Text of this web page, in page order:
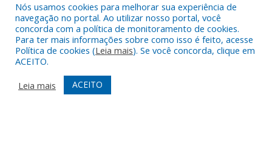
ALIGN TEXT
FONT WEIGHT
Color Modules
Orientation Modules
Nós usamos cookies para melhorar sua experiência de
navegação no portal. Ao utilizar nosso portal, você
concorda com a política de monitoramento de cookies.
Para ter mais informações sobre como isso é feito, acesse
Política de cookies (Leia mais). Se você concorda, clique em
ACEITO.
Leia mais
ACEITO